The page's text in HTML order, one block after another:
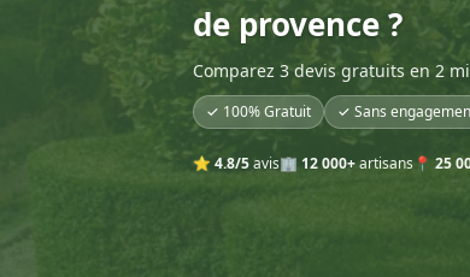
de provence ?
Comparez 3 devis gratuits en 2
✓ 100% Gratuit ✓ Sans
⭐ 4.8/5avis🏢 12 000+artisans 📍 25